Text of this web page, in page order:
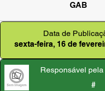
GAB
Data de
sexta-feira, 16 de
Responsável
#